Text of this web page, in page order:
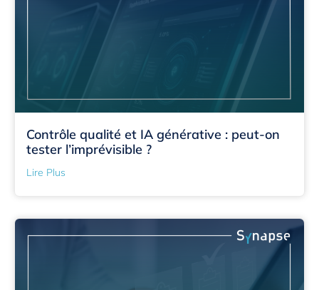
Contrôle qualité et IA générative : peut-on
tester l’imprévisible ?
Lire Plus